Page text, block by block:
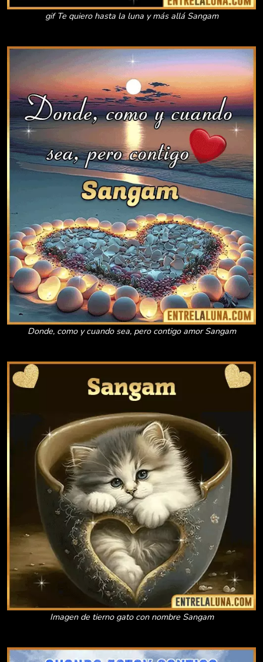
gif Te quiero hasta la luna y más allá Sangam
Donde, como y cuando sea, pero contigo amor Sangam
Imagen de tierno gato con nombre Sangam